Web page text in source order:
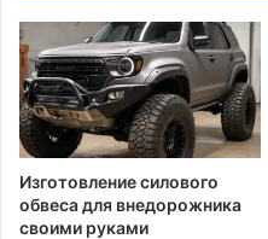
Изготовление силового
обвеса для внедорожника
своими руками